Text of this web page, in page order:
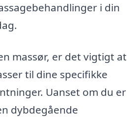
i din
massør, er det vigtigt at
til dine specifikke
Uanset om du er
dybdegående